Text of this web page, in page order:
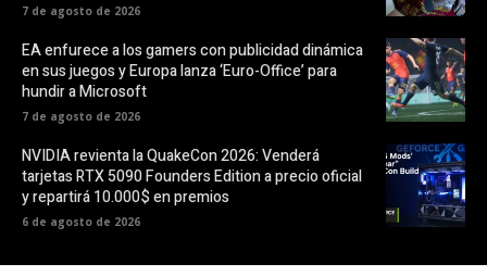
7 de agosto de 2026
EA enfurece a los gamers con publicidad dinámica
en sus juegos y Europa lanza ‘Euro-Office’ para
hundir a Microsoft
7 de agosto de 2026
NVIDIA revienta la QuakeCon 2026: Venderá
tarjetas RTX 5090 Founders Edition a precio oficial
y repartirá 10.000$ en premios
6 de agosto de 2026